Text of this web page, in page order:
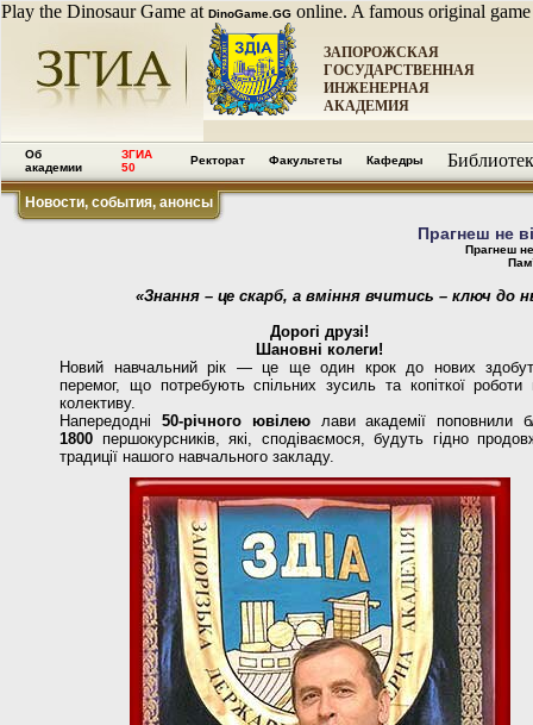
Play the Dinosaur Game at DinoGame.GG online. A famous original
ЗАПОРОЖСКАЯ
ГОСУДАРСТВЕННАЯ
ИНЖЕНЕРНАЯ
АКАДЕМИЯ
Об
академии
ЗГИА
50
Ректорат Факультеты Кафедры
Новости, события, анонсы
Прагнеш не
Прагнеш
«Знання – це скарб, а вміння вчитись – ключ до
Дорогі друзі!
Шановні колеги!
Новий навчальний рік — це ще один крок до нових
перемог, що потребують спільних зусиль та копіткої роботи
колективу.
Напередодні 50-річного ювілеюлави академії поповнили
1800 першокурсників, які, сподіваємося, будуть гідно
традиції нашого навчального закладу.